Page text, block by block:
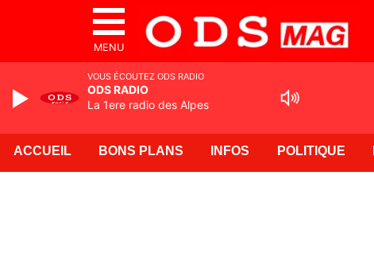
MENU
ACCUEIL BONS PLANS INFOS POLITIQUE
VOUS ÉCOUTEZ ODS RADIO
ODS RADIO
La 1ere radio des Alpes